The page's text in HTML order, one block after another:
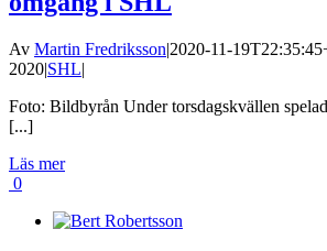
Av Martin Fredriksson|2020-11-
2020|SHL|
Foto: Bildbyrån Under torsdagskvällen
[...]
Läs mer
0